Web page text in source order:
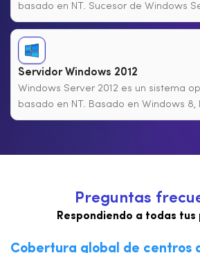
basado en NT. Sucesor de Windows
Servidor Windows 2012
Windows Server 2012 es un sistema
basado en NT. Basado en Windows 8,
Preguntas frecu
Respondiendo a todas tus
Cobertura global de centros